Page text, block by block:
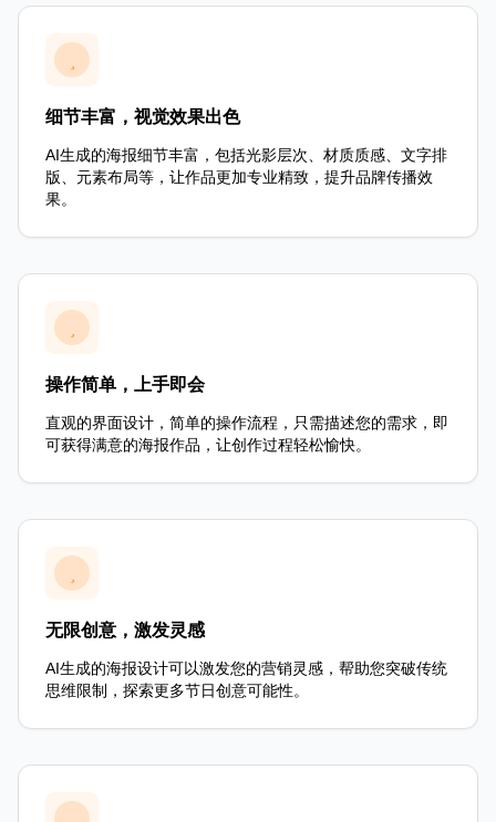
细节丰富，视觉效果出色
AI生成的海报细节丰富，包括光影层次、材质质感、文字排
版、元素布局等，让作品更加专业精致，提升品牌传播效
果。
操作简单，上手即会
直观的界面设计，简单的操作流程，只需描述您的需求，即
可获得满意的海报作品，让创作过程轻松愉快。
无限创意，激发灵感
AI生成的海报设计可以激发您的营销灵感，帮助您突破传统
思维限制，探索更多节日创意可能性。